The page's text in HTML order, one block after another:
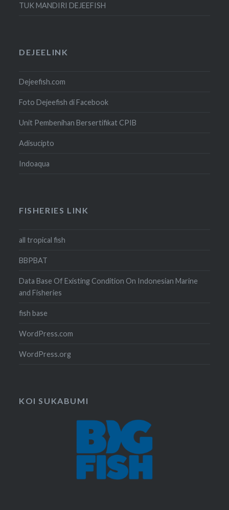
TUK MANDIRI DEJEEFISH
DEJEELINK
Dejeefish.com
Foto Dejeefish di Facebook
Unit Pembenihan Bersertifikat CPIB
Adisucipto
Indoaqua
FISHERIES LINK
all tropical fish
BBPBAT
Data Base Of Existing Condition On Indonesian Marine
and Fisheries
fish base
WordPress.com
WordPress.org
KOI SUKABUMI